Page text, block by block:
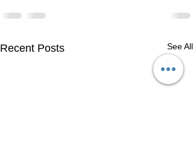
Recent Posts See All